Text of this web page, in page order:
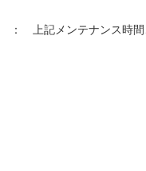
：　上記メンテナンス時